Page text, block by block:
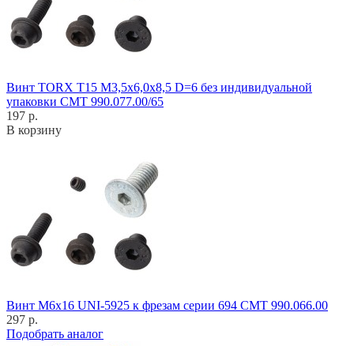
Винт TORX T15 M3,5x6,0x8,5 D=6 без индивидуальной
упаковки CMT 990.077.00/65
197 р.
В корзину
Винт M6x16 UNI-5925 к фрезам серии 694 CMT 990.066.00
297 р.
Подобрать аналог